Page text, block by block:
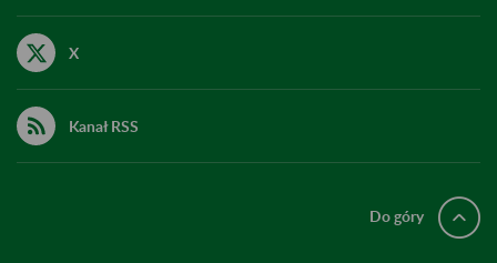
X
Kanał RSS
Do góry